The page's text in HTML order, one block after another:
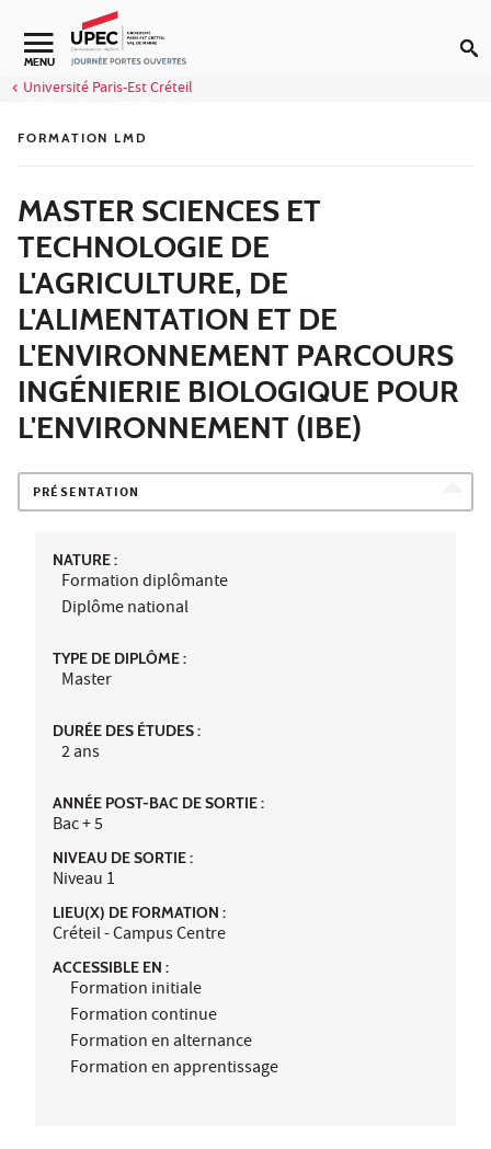
Aller au contenu
MENU
Université Paris-Est Créteil
FORMATION LMD
MASTER SCIENCES ET
TECHNOLOGIE DE
L'AGRICULTURE, DE
L'ALIMENTATION ET DE
L'ENVIRONNEMENT PARCOURS
INGÉNIERIE BIOLOGIQUE POUR
L'ENVIRONNEMENT (IBE)
PRÉSENTATION
NATURE :
Formation diplômante
Diplôme national
TYPE DE DIPLÔME :
Master
DURÉE DES ÉTUDES :
2 ans
ANNÉE POST-BAC DE SORTIE :
Bac + 5
NIVEAU DE SORTIE :
Niveau 1
LIEU(X) DE FORMATION :
Créteil - Campus Centre
ACCESSIBLE EN :
Formation initiale
Formation continue
Formation en alternance
Formation en apprentissage